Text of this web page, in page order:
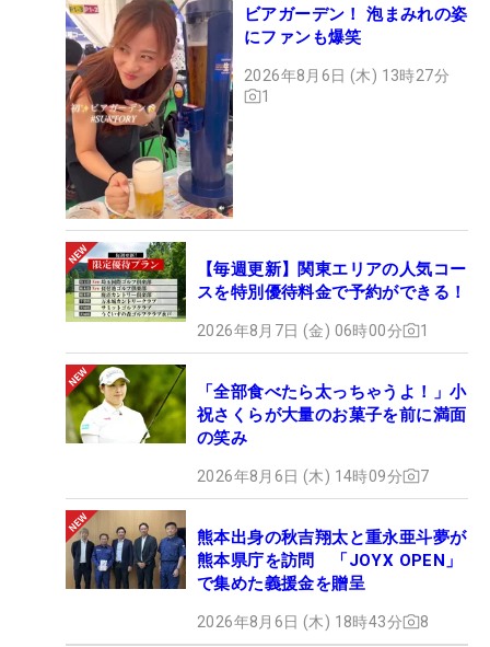
ビアガーデン！ 泡まみれの姿
にファンも爆笑
2026年8月6日 (木) 13時27分
1
【毎週更新】関東エリアの人気コー
スを特別優待料金で予約ができる！
2026年8月7日 (金) 06時00分 1
「全部食べたら太っちゃうよ！」小
祝さくらが大量のお菓子を前に満面
の笑み
2026年8月6日 (木) 14時09分 7
熊本出身の秋吉翔太と重永亜斗夢が
熊本県庁を訪問 「JOYX OPEN」
で集めた義援金を贈呈
2026年8月6日 (木) 18時43分 8